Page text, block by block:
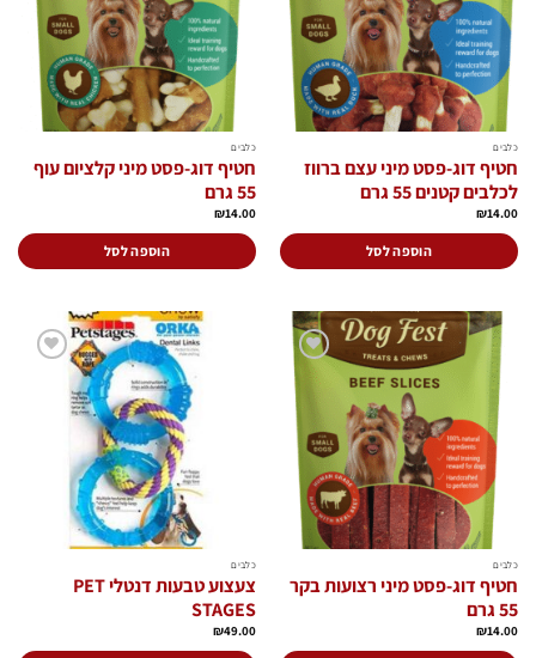
כלבים
חטיף דוג-פסט מיני עצם ברווז
לכלבים קטנים 55 גרם
₪14.00
הוספה לסל
כלבים
חטיף דוג-פסט מיני קלציום עוף
55 גרם
₪14.00
הוספה לסל
הוסף
לרשימת
המשאלות
כלבים
חטיף דוג-פסט מיני רצועות בקר
55 גרם
₪14.00
כלבים
צעצוע טבעות דנטלי PET
STAGES
₪49.00